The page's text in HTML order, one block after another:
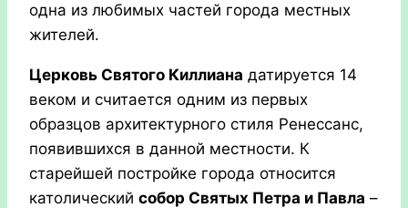
одна из любимых частей города местных
жителей.
Церковь Святого Киллиана датируется 14
веком и считается одним из первых
образцов архитектурного стиля Ренессанс,
появившихся в данной местности. К
старейшей постройке города относится
католический собор Святых Петра и Павла –